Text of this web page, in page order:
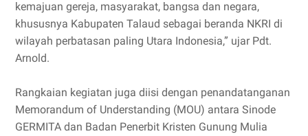
kemajuan gereja, masyarakat, bangsa dan negara,
khususnya Kabupaten Talaud sebagai beranda NKRI di
wilayah perbatasan paling Utara Indonesia,” ujar Pdt.
Arnold.
Rangkaian kegiatan juga diisi dengan penandatanganan
Memorandum of Understanding (MOU) antara Sinode
GERMITA dan Badan Penerbit Kristen Gunung Mulia